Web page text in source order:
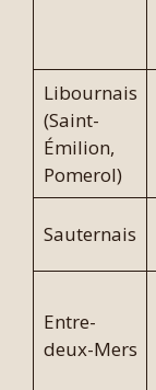
Libournais
(Saint-
Émilion,
Pomerol)
Sauternais
Entre-
deux-Mers